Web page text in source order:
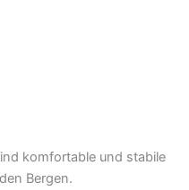
komfortable und stabile
Bergen.